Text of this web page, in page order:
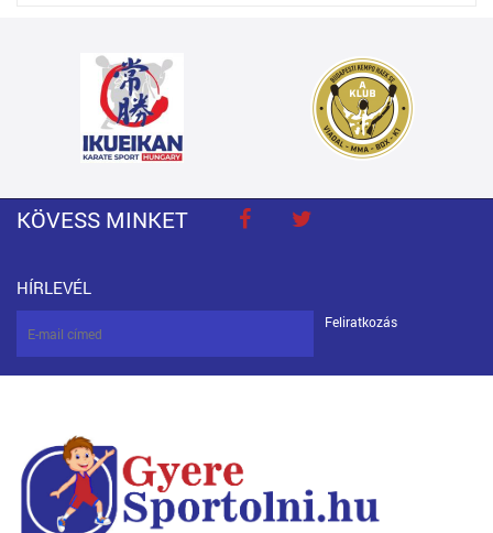
KÖVESS MINKET
HÍRLEVÉL
Feliratkozás